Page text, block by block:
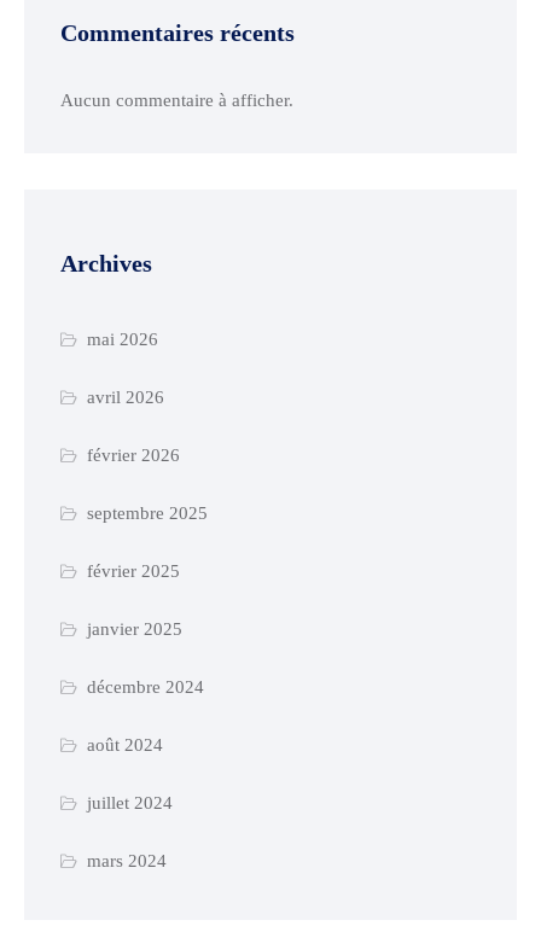
Commentaires récents
Aucun commentaire à afficher.
Archives
mai 2026
avril 2026
février 2026
septembre 2025
février 2025
janvier 2025
décembre 2024
août 2024
juillet 2024
mars 2024